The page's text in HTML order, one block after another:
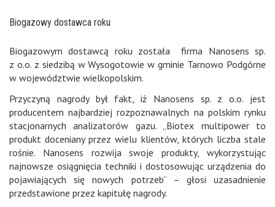
Biogazowy dostawca roku
Biogazowym dostawcą roku została firma Nanosens sp.
z o.o. z siedzibą w Wysogotowie w gminie Tarnowo Podgórne
w województwie wielkopolskim.
Przyczyną nagrody był fakt, iż Nanosens sp. z o.o. jest
producentem najbardziej rozpoznawalnych na polskim rynku
stacjonarnych analizatorów gazu. „Biotex multipower to
produkt doceniany przez wielu klientów, których liczba stale
rośnie. Nanosens rozwija swoje produkty, wykorzystując
najnowsze osiągnięcia techniki i dostosowując urządzenia do
pojawiających się nowych potrzeb” – głosi uzasadnienie
przedstawione przez kapitułę nagrody.